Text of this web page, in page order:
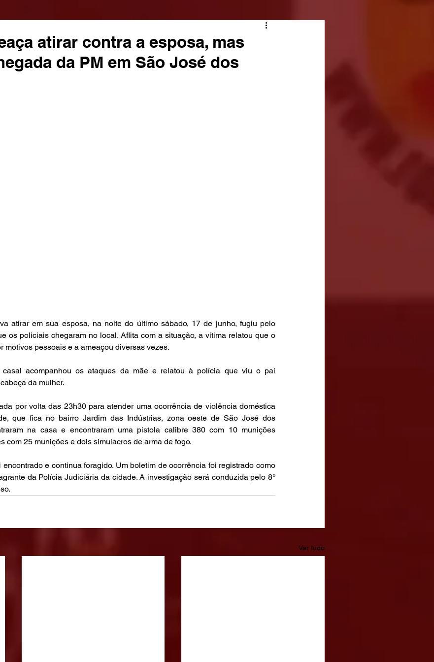
atirar contra a esposa, mas
da PM em São José dos
atirar em sua esposa, na noite do último sábado, 17 de junho, fugiu pelo
os policiais chegaram no local. Aflita com a situação, a vítima relatou que o
motivos pessoais e a ameaçou diversas vezes.
acompanhou os ataques da mãe e relatou à polícia que viu o pai
da mulher.
por volta das 23h30 para atender uma ocorrência de violência doméstica
que fica no bairro Jardim das Indústrias, zona oeste de São José dos
na casa e encontraram uma pistola calibre 380 com 10 munições
com 25 munições e dois simulacros de arma de fogo.
e continua foragido. Um boletim de ocorrência foi registrado como
da Polícia Judiciária da cidade. A investigação será conduzida pelo 8°
Ver tudo